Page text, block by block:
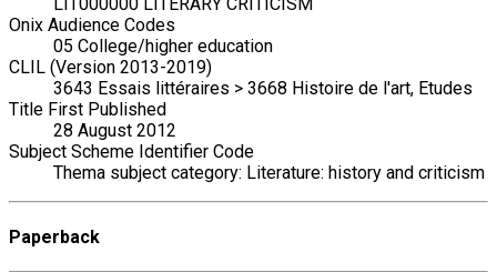
Onix Audience Codes
05 College/higher education
CLIL (Version 2013-2019)
3643 Essais littéraires > 3668 Histoire de l'art, Etudes
Title First Published
28 August 2012
Subject Scheme Identifier Code
Thema subject category: Literature: history and criticism
Paperback